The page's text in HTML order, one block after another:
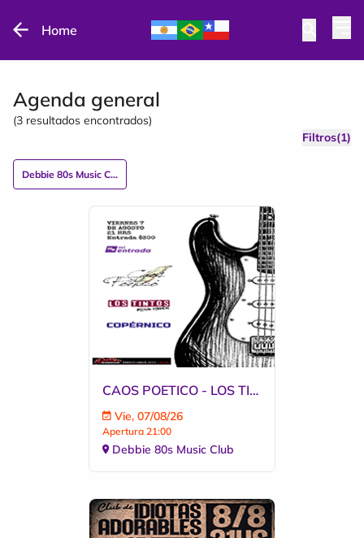
Home
Agenda general
(3 resultados encontrados)
Filtros(1)
Debbie 80s Music Club
CAOS POETICO - LOS TINTOS - COPERNICO
Vie, 07/08/26
Apertura 21:00
Debbie 80s Music Club